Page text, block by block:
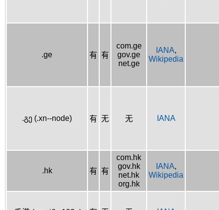
.ge 有 有
com.ge
gov.ge
net.ge
IANA,
Wikipedia
.გე (.xn--node) 有 无 无 IANA
.hk 有 有
com.hk
gov.hk
net.hk
org.hk
IANA,
Wikipedia